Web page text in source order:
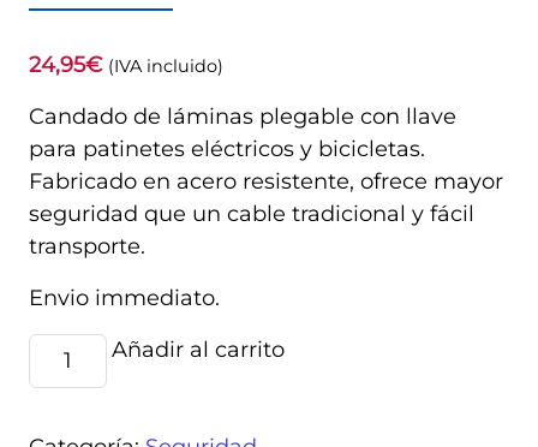
24,95€ (IVA incluido)
Candado de láminas plegable con llave
para patinetes eléctricos y bicicletas.
Fabricado en acero resistente, ofrece mayor
seguridad que un cable tradicional y fácil
transporte.
Envio immediato.
LCK-
008
Añadir al carrito